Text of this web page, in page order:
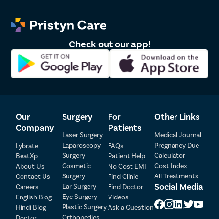
Check out our app!
Our
Company
Lybrate
BeatXp
About Us
Contact Us
Careers
English Blog
Hindi Blog
Surgery
Laser Surgery
Laparoscopy
Surgery
Cosmetic
Surgery
Ear Surgery
Eye Surgery
Plastic Surgery
Orthopedics
For
Patients
FAQs
Patient Help
No Cost EMI
Find Clinic
Find Doctor
Videos
Ask a Question
Other Links
Medical Journal
Pregnancy Due
Calculator
Cost Index
All Treatments
Social Media
Patient Detail
Patient Name
OTP